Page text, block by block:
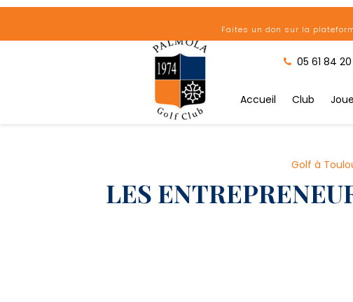
Faites un don sur la
05 61 84
Accueil Club
Golf à
LES
Panneau de gestion des cookies